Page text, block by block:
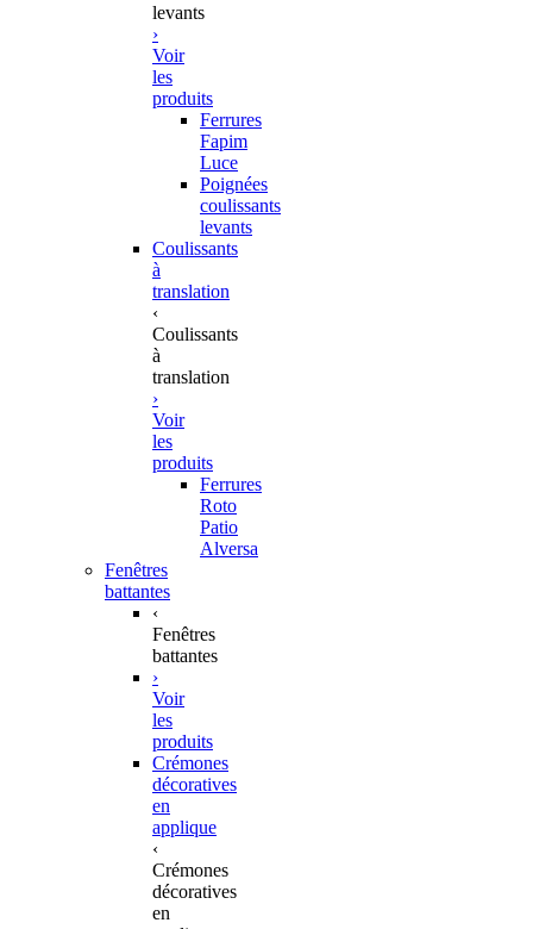
levants
›
Voir
les
produits
Ferrures
Fapim
Luce
Poignées
coulissants
levants
Coulissants
à
translation
‹
Coulissants
à
translation
›
Voir
les
produits
Ferrures
Roto
Patio
Alversa
Fenêtres
battantes
‹
Fenêtres
battantes
›
Voir
les
produits
Crémones
décoratives
en
applique
‹
Crémones
décoratives
en